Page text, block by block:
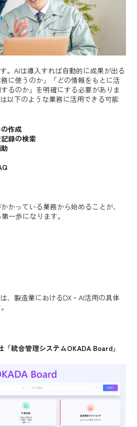
。AIは導入すれば自動的に成果が出る
に使うのか」「どの情報をもとに活
るのか」を明確にする必要がありま
以下のような業務に活用できる可能
作成
録の検索
かっている業務から始めることが、
一歩になります。
、製造業におけるDX・AI活用の具体
統合管理システムOKADA Board」